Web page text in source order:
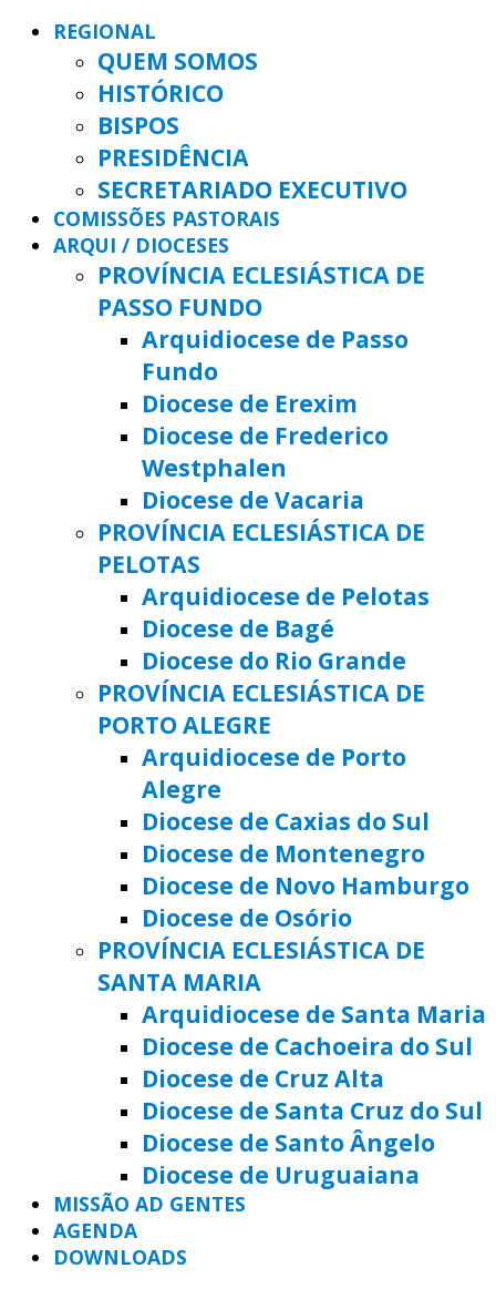
REGIONAL
QUEM SOMOS
HISTÓRICO
BISPOS
PRESIDÊNCIA
SECRETARIADO EXECUTIVO
COMISSÕES PASTORAIS
ARQUI / DIOCESES
PROVÍNCIA ECLESIÁSTICA DE
PASSO FUNDO
Arquidiocese de Passo
Fundo
Diocese de Erexim
Diocese de Frederico
Westphalen
Diocese de Vacaria
PROVÍNCIA ECLESIÁSTICA DE
PELOTAS
Arquidiocese de Pelotas
Diocese de Bagé
Diocese do Rio Grande
PROVÍNCIA ECLESIÁSTICA DE
PORTO ALEGRE
Arquidiocese de Porto
Alegre
Diocese de Caxias do Sul
Diocese de Montenegro
Diocese de Novo Hamburgo
Diocese de Osório
PROVÍNCIA ECLESIÁSTICA DE
SANTA MARIA
Arquidiocese de Santa Maria
Diocese de Cachoeira do Sul
Diocese de Cruz Alta
Diocese de Santa Cruz do Sul
Diocese de Santo Ângelo
Diocese de Uruguaiana
MISSÃO AD GENTES
AGENDA
DOWNLOADS